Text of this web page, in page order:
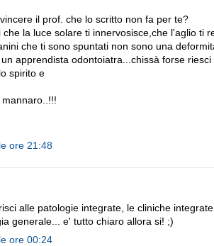
il prof. che lo scritto non fa per te?
che la luce solare ti innervosisce,che l'aglio ti
che ti sono spuntati non sono una
apprendista odontoiatra...chissà forse
spirito e
ore 21:48
alle patologie integrate, le cliniche
generale... e' tutto chiaro allora si! ;)
ore 00:24